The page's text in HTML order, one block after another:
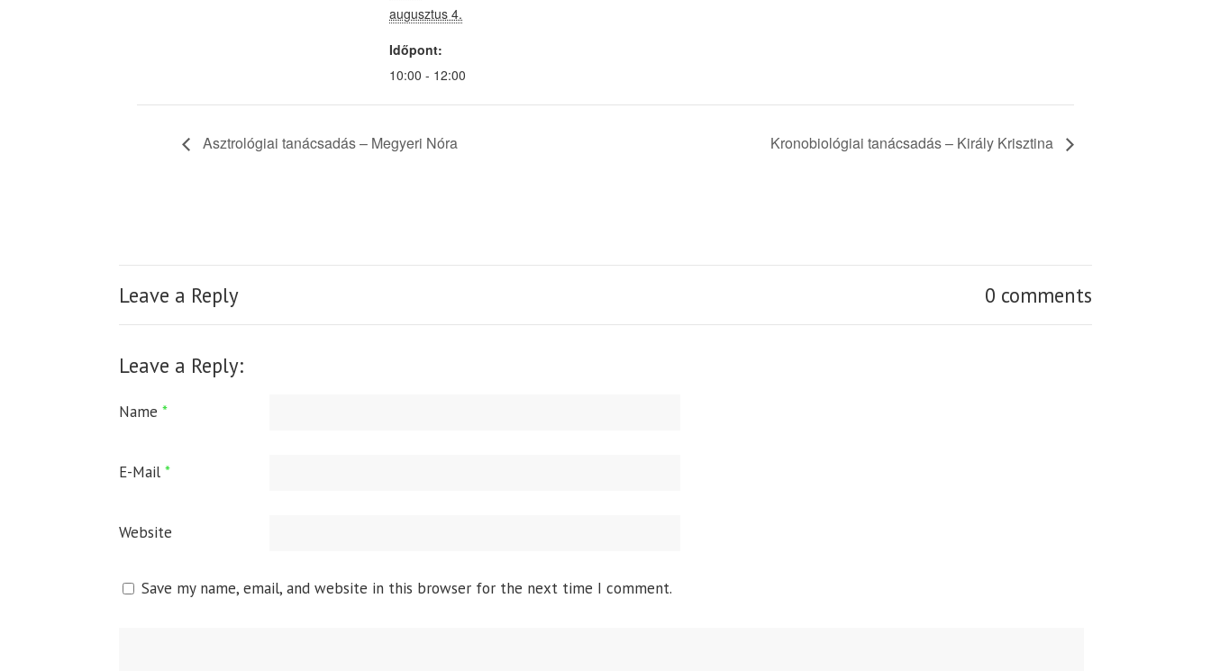
augusztus 4.
Időpont:
10:00 - 12:00
Asztrológiai tanácsadás – Megyeri Nóra Kronobiológiai tanácsadás – Király Krisztina
Leave a Reply 0 comments
Leave a Reply:
Name *
E-Mail *
Website
Save my name, email, and website in this browser for the next time I comment.